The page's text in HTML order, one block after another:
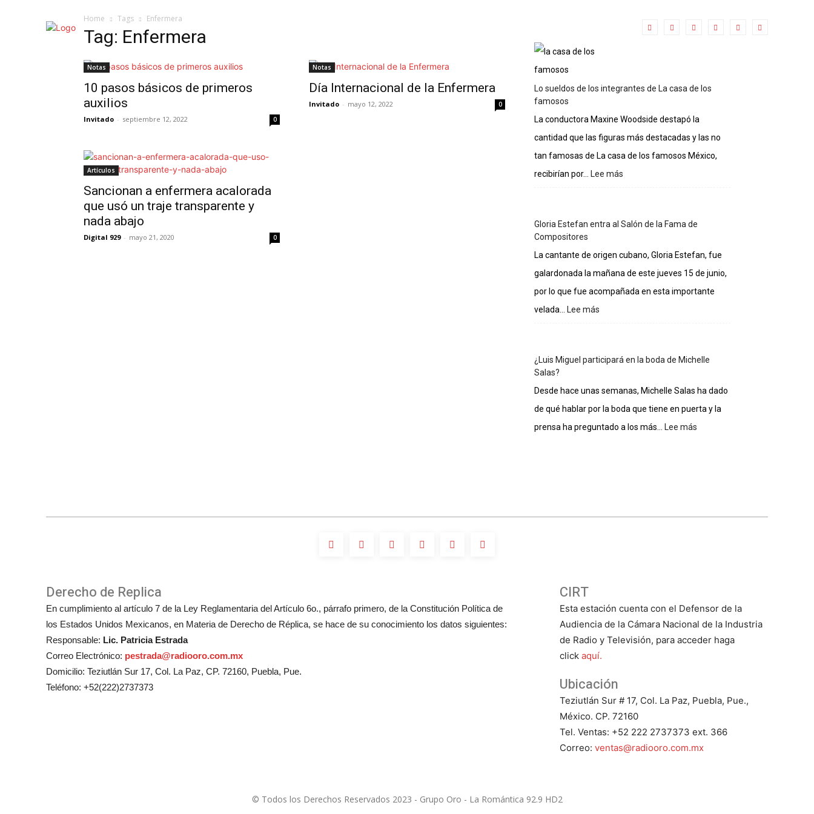
Home Tags Enfermera
Tag: Enfermera
Notas
10 pasos básicos de primeros
auxilios
Invitado - septiembre 12, 2022 0
Notas
Día Internacional de la Enfermera
Invitado - mayo 12, 2022 0
Artículos
Sancionan a enfermera acalorada
que usó un traje transparente y
nada abajo
Digital 929 - mayo 21, 2020 0
Lo sueldos de los integrantes de La casa de los
famosos
La conductora Maxine Woodside destapó la
cantidad que las figuras más destacadas y las no
tan famosas de La casa de los famosos México,
recibirían por...
Lee más
los
de
casa
de
Gloria Estefan entra al Salón de la Fama de
Compositores
La cantante de origen cubano, Gloria Estefan, fue
galardonada la mañana de este jueves 15 de junio,
por lo que fue acompañada en esta importante
velada...
Lee más
al
Fama
de
¿Luis Miguel participará en la boda de Michelle
Salas?
Desde hace unas semanas, Michelle Salas ha dado
de qué hablar por la boda que tiene en puerta y la
prensa ha preguntado a los más...
Lee más
de
Derecho de Replica
En cumplimiento al artículo 7 de la Ley Reglamentaria del Artículo 6o., párrafo primero, de la Constitución Política de
los Estados Unidos Mexicanos, en Materia de Derecho de Réplica, se hace de su conocimiento los datos siguientes:
Responsable: Lic. Patricia Estrada
Correo Electrónico: pestrada@radiooro.com.mx
Domicilio: Teziutlán Sur 17, Col. La Paz, CP. 72160, Puebla, Pue.
Teléfono: +52(222)2737373
CIRT
Esta estación cuenta con el Defensor de la
Audiencia de la Cámara Nacional de la Industria
de Radio y Televisión, para acceder haga
click aquí.
Ubicación
Teziutlán Sur # 17, Col. La Paz, Puebla, Pue.,
México. CP. 72160
Tel. Ventas: +52 222 2737373 ext. 366
Correo: ventas@radiooro.com.mx
© Todos los Derechos Reservados 2023 - Grupo Oro - La Romántica 92.9 HD2